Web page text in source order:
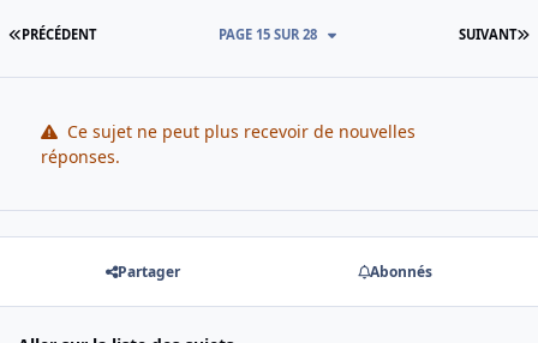
PREMIÈRE PAGE
PRÉCÉDENT SUIVANT
PAGE 15 SUR 28
Ce sujet ne peut plus recevoir de nouvelles
réponses.
Partager Abonnés